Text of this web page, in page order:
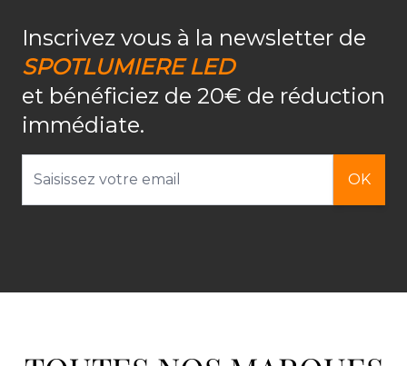
Inscrivez vous à la newsletter de
SPOTLUMIERE LED
et bénéficiez de 20€ de réduction
immédiate.
OK